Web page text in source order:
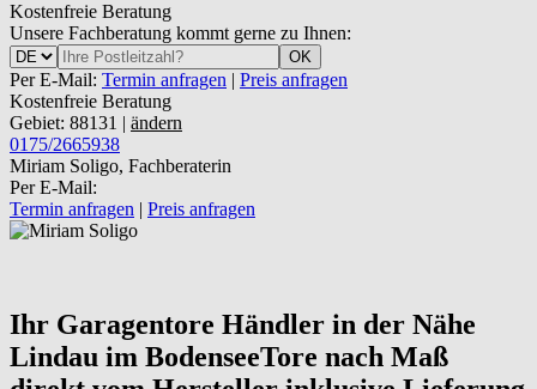
Kostenfreie Beratung
Unsere Fachberatung kommt gerne zu Ihnen:
OK
Per E-Mail: Termin anfragen | Preis anfragen
Kostenfreie Beratung
Gebiet: 88131 | ändern
0175/2665938
Miriam Soligo, Fachberaterin
Per E-Mail:
Termin anfragen | Preis anfragen
Ihr Garagentore Händler in der Nähe
Lindau im BodenseeTore nach Maß